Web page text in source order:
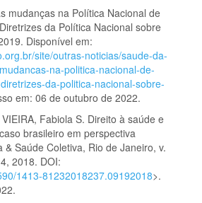
mudanças na Política Nacional de
da Política Nacional sobre
Disponível em:
site/outras-noticias/saude-da-
na-politica-nacional-de-
da-politica-nacional-sobre-
em: 06 de outubro de 2022.
Fabiola S. Direito à saúde e
brasileiro em perspectiva
& Saúde Coletiva, Rio de Janeiro, v.
2018. DOI:
1413-81232018237.09192018>.